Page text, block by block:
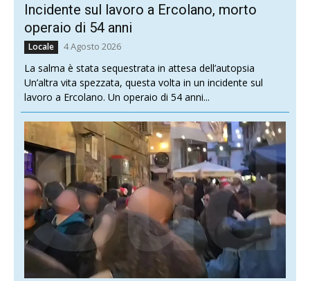
Incidente sul lavoro a Ercolano, morto
operaio di 54 anni
Locale 4 Agosto 2026
La salma è stata sequestrata in attesa dell’autopsia
Un’altra vita spezzata, questa volta in un incidente sul
lavoro a Ercolano. Un operaio di 54 anni...